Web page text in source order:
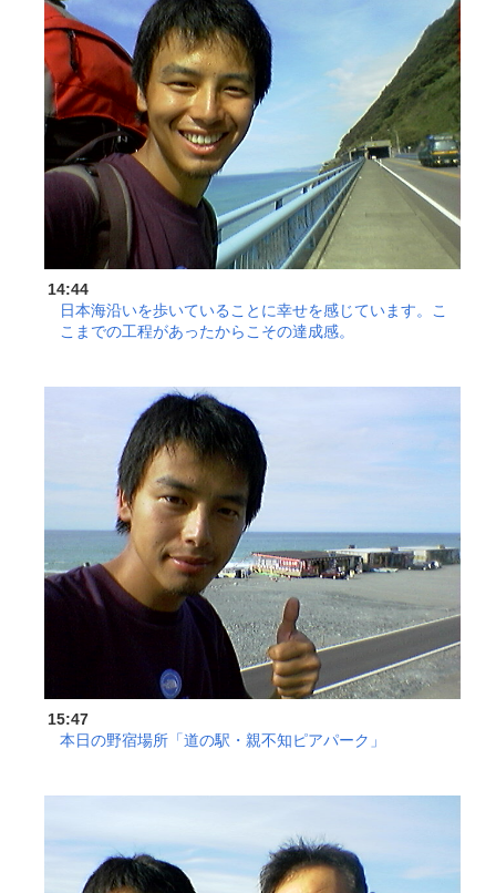
14:44
日本海沿いを歩いていることに幸せを感じています。こ
こまでの工程があったからこその達成感。
15:47
本日の野宿場所「道の駅・親不知ピアパーク」